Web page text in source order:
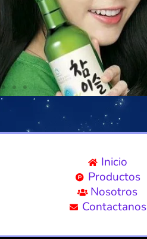
Inicio
Productos
Nosotros
Contactanos